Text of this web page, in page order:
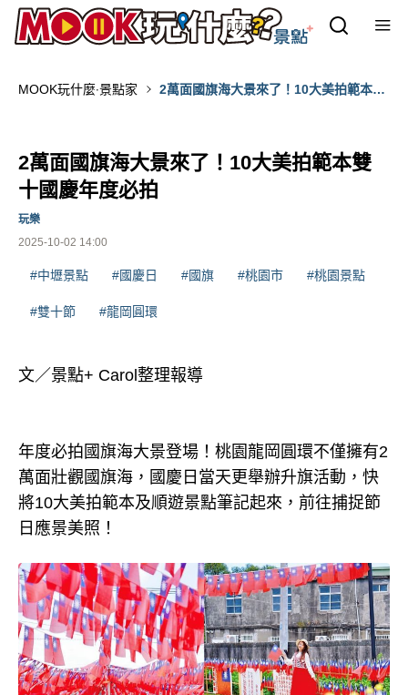
MOOK玩什麼‧景點家
2萬面國旗海大景來了！10大美拍範本雙
2萬面國旗海大景來了！10大美拍範本雙
十國慶年度必拍
2025-10-02 14:00
玩樂
#中壢景點 #國慶日 #國旗 #桃園市 #桃園景點
#雙十節 #龍岡圓環
文／景點+ Carol整理報導
年度必拍國旗海大景登場！桃園龍岡圓環不僅擁有2
萬面壯觀國旗海，國慶日當天更舉辦升旗活動，快
將10大美拍範本及順遊景點筆記起來，前往捕捉節
日應景美照！